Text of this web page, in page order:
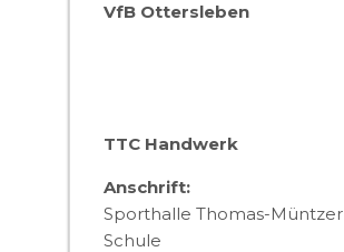
VfB Ottersleben
TTC Handwerk
Anschrift:
Sporthalle Thomas-Müntzer
Schule